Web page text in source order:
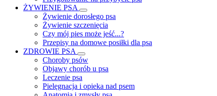
ŻYWIENIE PSA
Żywienie dorosłego psa
Żywienie szczenięcia
Czy mój pies może jeść...?
Przepisy na domowe posiłki dla psa
ZDROWIE PSA
Choroby psów
Objawy chorób u psa
Leczenie psa
Pielęgnacja i opieka nad psem